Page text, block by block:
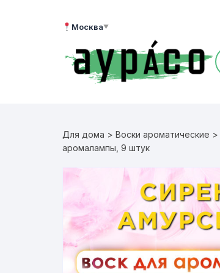
Москва▼
Для дома > Воски ароматические >
аромалампы, 9 штук